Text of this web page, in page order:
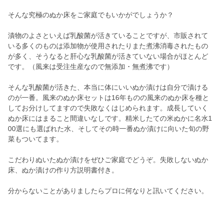
そんな究極のぬか床をご家庭でもいかがでしょうか？
漬物のよさといえば乳酸菌が活きていることですが、市販されて
いる多くのものは添加物が使用されたりまた煮沸消毒されたもの
が多く、そうなると肝心な乳酸菌が活きていない場合がほとんど
です。（風来は受注生産なので無添加・無煮沸です）
そんな乳酸菌が活きた、本当に体にいいぬか漬けは自分で漬ける
のが一番。風来のぬか床セットは16年ものの風来のぬか床を種と
してお分けしてますので失敗なくはじめられます。成長していく
ぬか床にはまること間違いなしです。精米したての米ぬかに名水1
00選にも選ばれた水、そしてその時一番ぬか漬けに向いた旬の野
菜もついてます。
こだわりぬいたぬか漬けをぜひご家庭でどうぞ。失敗しないぬか
床、ぬか漬けの作り方説明書付き。
分からないことがありましたらプロに何なりと訊いてください。